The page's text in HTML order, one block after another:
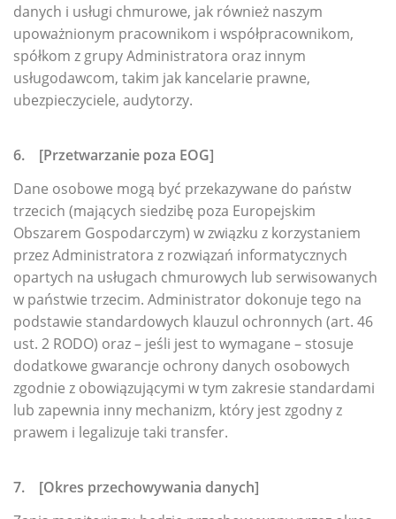
danych i usługi chmurowe, jak również naszym
upoważnionym pracownikom i współpracownikom,
spółkom z grupy Administratora oraz innym
usługodawcom, takim jak kancelarie prawne,
ubezpieczyciele, audytorzy.
6. [Przetwarzanie poza EOG]
Dane osobowe mogą być przekazywane do państw
trzecich (mających siedzibę poza Europejskim
Obszarem Gospodarczym) w związku z korzystaniem
przez Administratora z rozwiązań informatycznych
opartych na usługach chmurowych lub serwisowanych
w państwie trzecim. Administrator dokonuje tego na
podstawie standardowych klauzul ochronnych (art. 46
ust. 2 RODO) oraz – jeśli jest to wymagane – stosuje
dodatkowe gwarancje ochrony danych osobowych
zgodnie z obowiązującymi w tym zakresie standardami
lub zapewnia inny mechanizm, który jest zgodny z
prawem i legalizuje taki transfer.
7. [Okres przechowywania danych]